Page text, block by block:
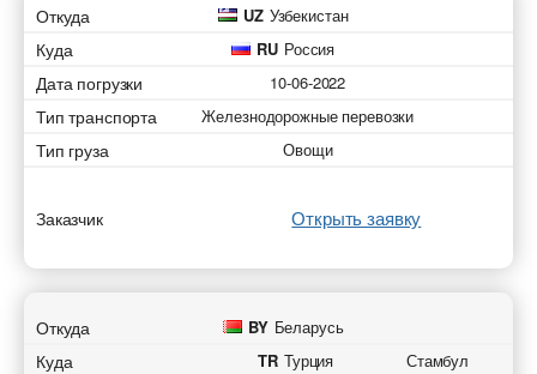
Откуда UZ Узбекистан
Куда RU Россия
Дата погрузки 10-06-2022
Тип транспорта Железнодорожные перевозки
Тип груза Овощи
Заказчик Открыть заявку
Откуда BY Беларусь
Куда TR Турция Стамбул